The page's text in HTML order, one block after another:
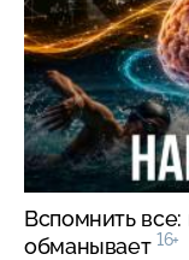
Вспомнить все:
обманывает 16+